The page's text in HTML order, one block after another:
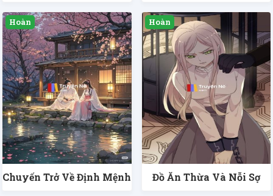
Chuyến Trở Về Định Mệnh Đồ Ăn Thừa Và Nỗi Sợ